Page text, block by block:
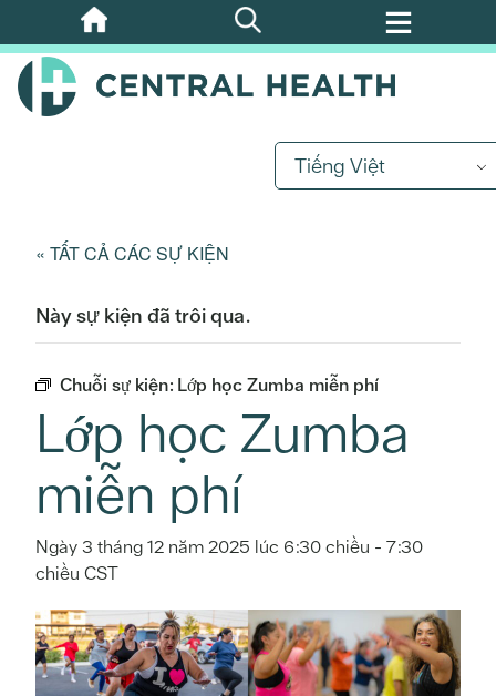
Bỏ
qua
nội
Tiếng Việt
« TẤT CẢ CÁC SỰ KIỆN
Này sự kiện đã trôi qua.
Chuỗi sự kiện: Lớp học Zumba miễn phí
Lớp học Zumba
miễn phí
Ngày 3 tháng 12 năm 2025 lúc 6:30 chiều - 7:30
chiều CST